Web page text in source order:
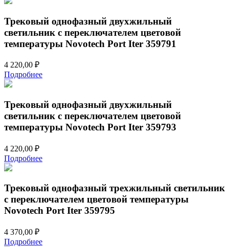
Трековый однофазный двухжильный
светильник с переключателем цветовой
температуры Novotech Port Iter 359791
4 220,00 ₽
Подробнее
Трековый однофазный двухжильный
светильник с переключателем цветовой
температуры Novotech Port Iter 359793
4 220,00 ₽
Подробнее
Трековый однофазный трехжильный светильник
с переключателем цветовой температуры
Novotech Port Iter 359795
4 370,00 ₽
Подробнее